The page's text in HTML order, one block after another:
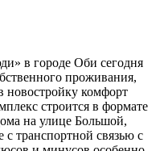
в городе Оби сегодня
проживания,
новостройку комфорт
строится в формате
на улице Большой,
с транспортной связью с